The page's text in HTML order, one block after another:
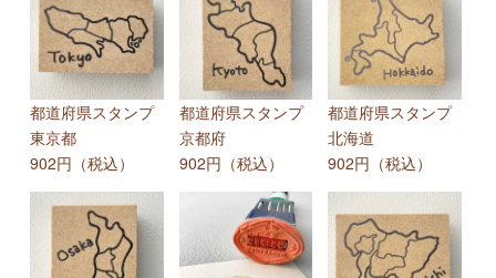
都道府県スタンプ
東京都
902円（税込）
都道府県スタンプ
京都府
902円（税込）
都道府県スタンプ
北海道
902円（税込）